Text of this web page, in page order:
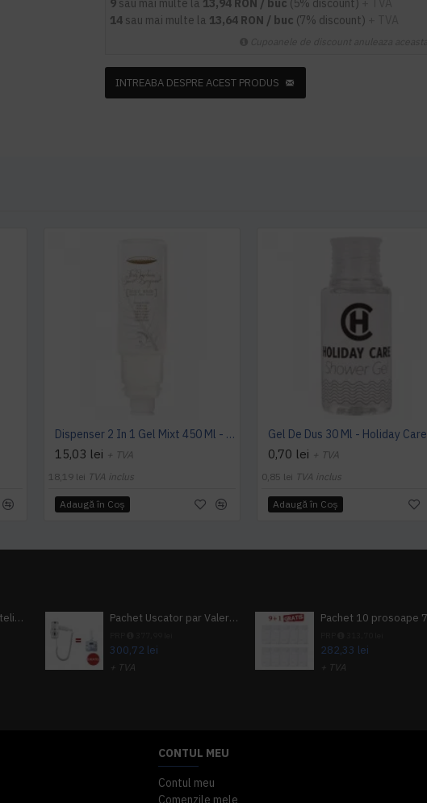
9 sau mai multe la 13,94 RON / buc (5% discount)
14 sau mai multe la 13,64 RON / buc (7% discount)
INTREABA DESPRE ACEST PRODUS
Dispenser 2 In 1 Gel Mixt 450 Ml - Botanika
15,03 lei + TVA
18,19 lei TVA inclus
Adaugă în Coş
Gel De Dus 30 Ml - Holiday Care
0,70 lei + TVA
0,85 lei TVA inclus
Adaugă în Coş
Pachet 100 seturi hoteliere, set dentar, set barbierit, casca de dus, pila unghii, set cusut Pachet Uscator par Valera Action Super Plus + GRATUIT Sampon si gel de dus Tork
300,72 lei
+ TVA
282,33 lei
+ TVA
CONTUL MEU
Contul meu
Comenzile mele